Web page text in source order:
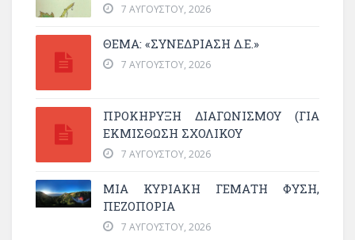
7 ΑΥΓΟΎΣΤΟΥ, 2026
ΘΕΜΑ: «ΣΥΝΕΔΡΊΑΣΗ Δ.Ε.»
7 ΑΥΓΟΎΣΤΟΥ, 2026
ΠΡΟΚΗΡΥΞΗ ΔΙΑΓΩΝΙΣΜΟΥ (ΓΙΑ
ΕΚΜΊΣΘΩΣΗ ΣΧΟΛΙΚΟΎ
7 ΑΥΓΟΎΣΤΟΥ, 2026
ΜΙΑ ΚΥΡΙΑΚΉ ΓΕΜΆΤΗ ΦΎΣΗ,
ΠΕΖΟΠΟΡΊΑ
7 ΑΥΓΟΎΣΤΟΥ, 2026